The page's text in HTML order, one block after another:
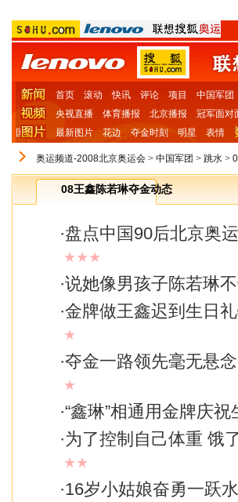
首页 滚动 快讯 评论 项目 中国军团
央视直播
体育播报 北京播报 冠军面对
国
最新图片 花边 夺金时刻 明星 表情
奥运频道-2008北京奥运会 > 中国军团 > 跳水 >
08王鑫陈若琳夺金动态
·盘点中国90后北京奥
★★★
·说她像男孩子陈若琳
·金牌做王鑫迟到生日
★
·夺金一路领先毫无悬
★
·“鑫琳”相通用金牌庆
·为了控制自己体重 饿
★★
·16岁小姑娘奋勇一跃